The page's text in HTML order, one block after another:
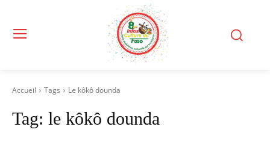
Accueil Tags Le kôkô dounda
Tag: le kôkô dounda